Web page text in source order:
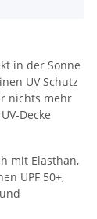
in der Sonne
UV Schutz
nichts mehr
Decke
mit Elasthan,
UPF 50+,